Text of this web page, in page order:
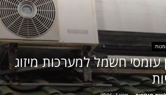
עומסי חשמל למערכות מיזוג